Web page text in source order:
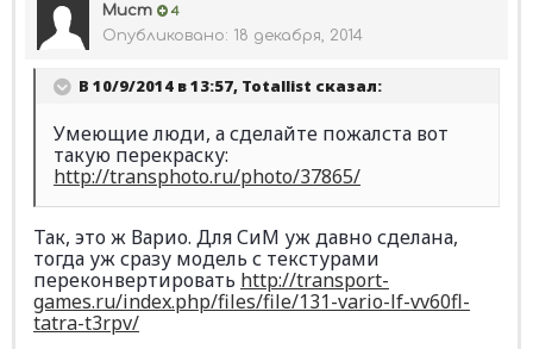
Мист 4
Опубликовано: 18 декабря, 2014
В 10/9/2014 в 13:57, Totallist сказал:
Умеющие люди, а сделайте пожалста вот
такую перекраску:
http://transphoto.ru/photo/37865/
Так, это ж Варио. Для СиМ уж давно сделана,
тогда уж сразу модель с текстурами
переконвертировать http://transport-
games.ru/index.php/files/file/131-vario-lf-vv60fl-
tatra-t3rpv/